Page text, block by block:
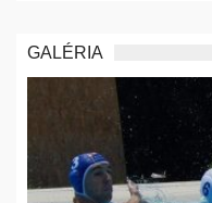
GALÉRIA